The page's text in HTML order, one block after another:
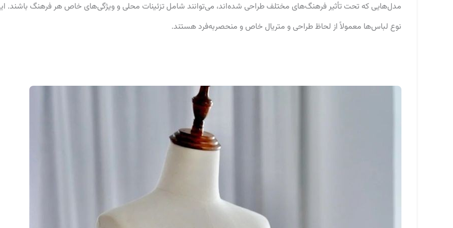
مدل‌هایی که تحت تأثیر فرهنگ‌های مختلف طراحی شده‌اند، می‌توانند شامل تزئینات محلی و ویژگی‌های خاص هر فرهنگ باشند.
نوع لباس‌ها معمولاً از لحاظ طراحی و متریال خاص و منحصربه‌فرد هستند.